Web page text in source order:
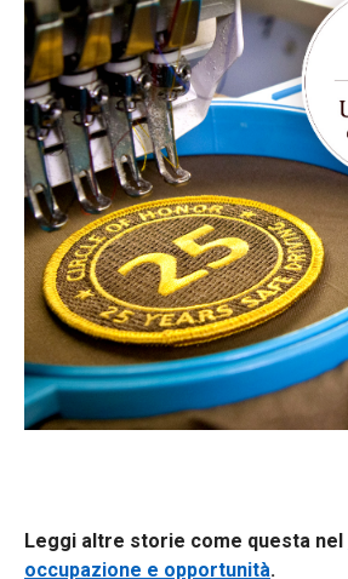
Leggi altre storie come questa nel
occupazione e opportunità.